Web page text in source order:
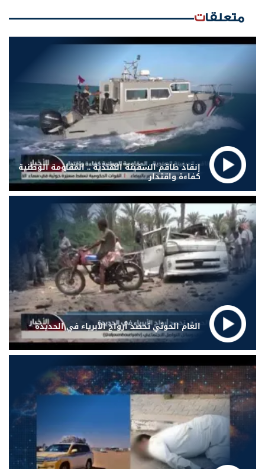
متعلقات
إنقاذ طاقم السفينة الهندية .. المقاومة الوطنية
كفاءة واقتدار
الغام الحوثي تحصد أرواح الأبرياء في الحديدة